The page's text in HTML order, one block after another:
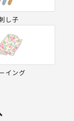
し子
イング